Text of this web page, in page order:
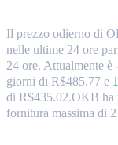
Il prezzo odierno di
nelle ultime 24 ore
24 ore. Attualmente è
giorni di R$485.77 e
di R$435.02.OKB ha
fornitura massima di